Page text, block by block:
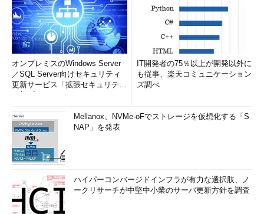
オンプレミスのWindows Server
／SQL Server向けセキュリティ
更新サービス「拡張セキュリティ
IT開発者の75％以上が開発以外に
も従事、楽天コミュニケーション
ズ調べ
Mellanox、NVMe-oFでストレージを仮想化する「S
NAP」を発表
ハイパーコンバージドインフラが有力な選択肢、ノ
ークリサーチが中堅中小業のサーバ更新方針を調査